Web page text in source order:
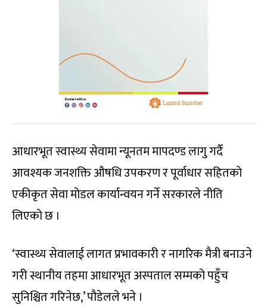
आधारभूत स्वास्थ्य सेवामा न्यूनतम मापदण्ड लागु गर्दै
आवश्यक जनशक्ति औषधि उपकरण र पूर्वाधार सहितको
एकीकृत सेवा मोडल कार्यान्वयन गर्ने सरकारले नीति
लिएको छ ।
‘स्वास्थ्य सेवालाई लागत प्रभावकारी र नागरिक मैत्री बनाउने
गरी स्थानीय तहमा आधारभूत अस्पताल सम्मको पहुँच
सुनिश्चित गरिनेछ,’ पौडेलले भने ।